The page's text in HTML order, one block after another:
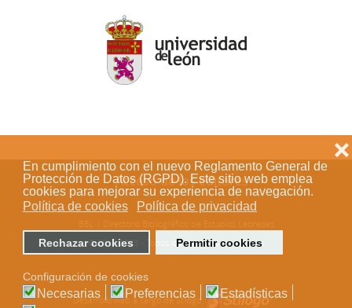
En cumplimiento con el nuevo Reglamento General de
Protección de Datos (RGPD). Este sitio web emplea
cookies para mejorar su experiencia de navegación.
Política de cookies
Política de privacidad
Rechazar cookies Permitir cookies
❌
Configuración de cookies
Necesarias Preferencias
Estadísticas
Acceso de los editores
© 2018-2023 - Todos los derechos reservados
Desarrollo web a cargo de Stílogo